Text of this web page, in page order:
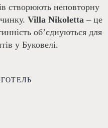
створюють неповторну
Villa Nikoletta– це
об’єднуються для
у Буковелі.